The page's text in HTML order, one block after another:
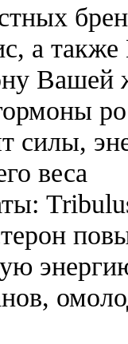
а
Вашей
силы,
веса